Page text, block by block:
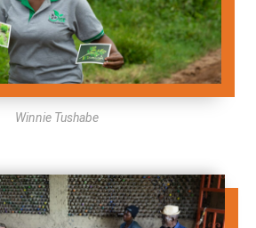
Winnie Tushabe